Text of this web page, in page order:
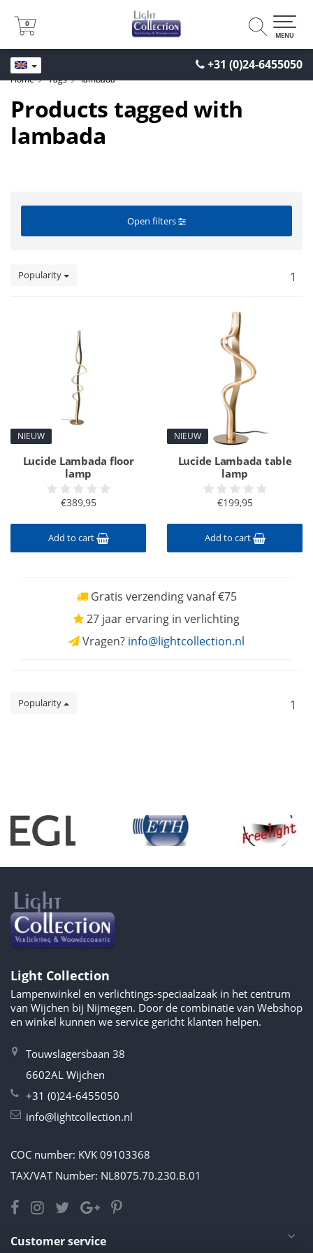
+31 (0)24-6455050
0
0
MENU
Home Tags lambada
Products tagged with
lambada
Open filters
Popularity 1
NIEUW
Lucide Lambada floor
lamp
€389,95
Add to cart
NIEUW
Lucide Lambada table
lamp
€199,95
Add to cart
Gratis verzending vanaf €75
27 jaar ervaring in verlichting
Vragen? info@lightcollection.nl
Popularity 1
Light Collection
Lampenwinkel en verlichtings-speciaalzaak in het centrum
van Wijchen bij Nijmegen. Door de combinatie van Webshop
en winkel kunnen we service gericht klanten helpen.
Touwslagersbaan 38
6602AL Wijchen
+31 (0)24-6455050
info@lightcollection.nl
COC number: KVK 09103368
TAX/VAT Number: NL8075.70.230.B.01
Customer service